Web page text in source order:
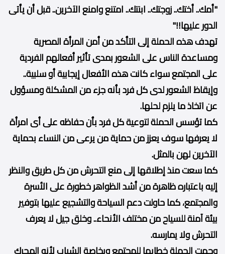
"أمك.. أختك.. زوجتك.. ابنتك.. امتنع وامنع الآخرين.. قبل أن يأتى
الدور عليها!!"
تهدف هذه الحملة إلى التأكد من أمن المرأة المصرية
ومساعدة الناس على الشعور بمدى تأثير أفعالهم الفردية
على المجتمع سواء كانت هذه الأفعال إيجابية أو سلبية..
وإيقاظ الشعور لدى كل فرد بأنه جزء من المشكلة ومسؤول
عن اتخاذ ما يلزم لحلها.
كما تؤسس الحملة لتوعية كل فرد بأن حفاظه على أى امرأة
لا يعرفها سوف يعزز من حماية من يرعى من النساء بحماية
الآخرين لهن بالمثل.
كما سعت منذ إطلاقها إلى منع التحرش من كل طريق والنظر
إليه باعتباره ظاهرة من أشد الظواهر خطورة على الأسرة
والمجتمع، كما حاولت دعم السياحة والتشجيع عليها بتوفير
بيئة آمنة للسياح من مختلف الأنحاء.. وخلق جيل لا يعرف
التحرش ولا يمارسه.
وجهت الحملة خطابها للمجتمع وبخاصة الشباب لأنه المحرك